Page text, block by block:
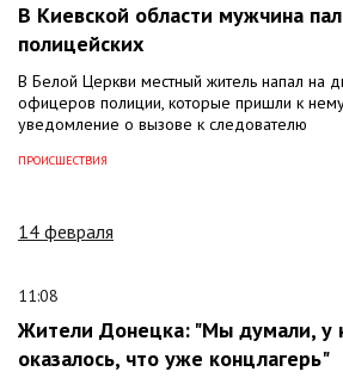
В Киевской области мужчина
полицейских
В Белой Церкви местный житель напал на
офицеров полиции, которые пришли к
уведомление о вызове к следователю
ПРОИСШЕСТВИЯ
14 февраля
11:08
Жители Донецка: "Мы думали, у
оказалось, что уже концлагерь"